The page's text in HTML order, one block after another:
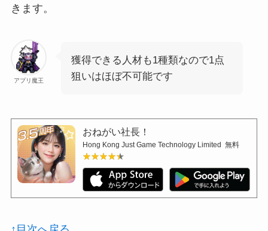
きます。
アプリ魔王
獲得できる人材も1種類なので1点
狙いはほぼ不可能です
おねがい社長！
Hong Kong Just Game Technology Limited 無料
★★★★★
★★★★★